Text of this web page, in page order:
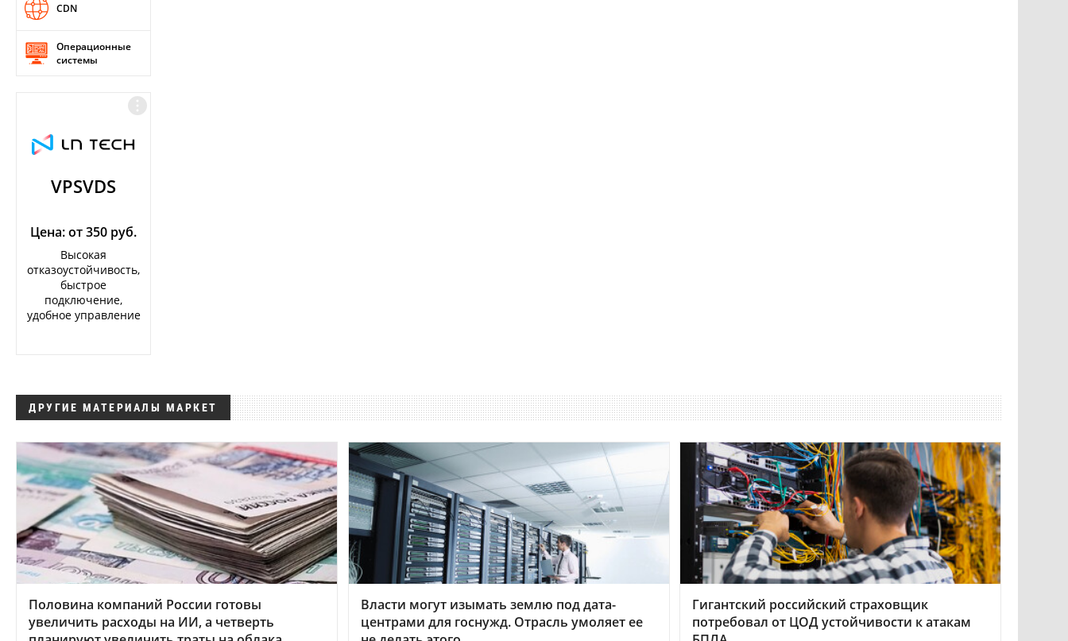
CDN
Операционные
системы
VPSVDS
Цена: от 350 руб.
Высокая
отказоустойчивость,
быстрое
подключение,
удобное управление
ДРУГИЕ МАТЕРИАЛЫ МАРКЕТ
Половина компаний России готовы
увеличить расходы на ИИ, а четверть
Власти могут изымать землю под дата-
центрами для госнужд. Отрасль умоляет ее
Гигантский российский страховщик
потребовал от ЦОД устойчивости к атакам